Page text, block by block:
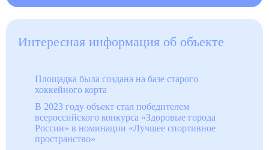
Интересная информация об объекте
Площадка была создана на базе старого
хоккейного корта
В 2023 году объект стал победителем
всероссийского конкурса «Здоровые города
России» в номинации «Лучшее спортивное
пространство»